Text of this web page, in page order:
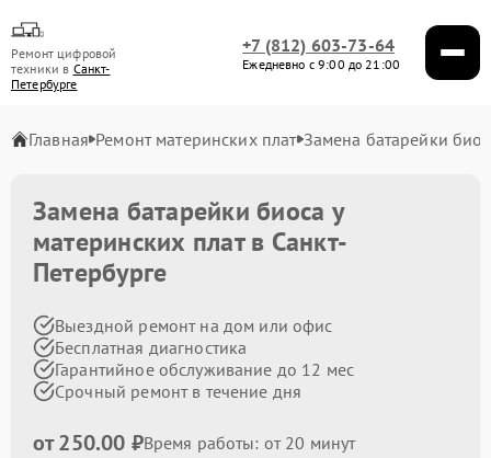
Ремонт цифровой
техники в Санкт-
Петербурге
+7 (812) 603-73-64
Ежедневно с 9:00 до 21:00
Главная Ремонт материнских плат Замена батарейки
Замена батарейки биоса у
материнских плат в Санкт-
Петербурге
Выездной ремонт на дом или офис
Бесплатная диагностика
Гарантийное обслуживание до 12 мес
Срочный ремонт в течение дня
от 250.00 ₽Время работы: от 20 минут